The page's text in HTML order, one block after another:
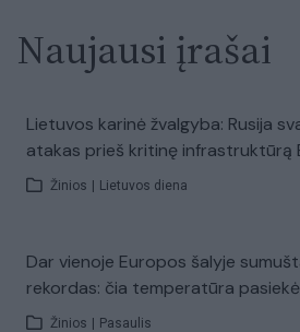
Naujausi įrašai
Lietuvos karinė žvalgyba: Rusija
atakas prieš kritinę infrastruktūrą
Žinios Lietuvos diena
Dar vienoje Europos šalyje
rekordas: čia temperatūra
Žinios Pasaulis